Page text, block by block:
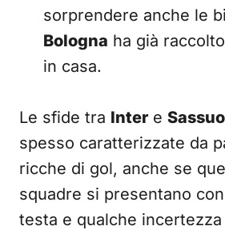
sorprendere anche le
Bologna ha già
in casa.
Le sfide tra Inter e
spesso caratterizzate da
ricche di gol, anche se
squadre si presentano
testa e qualche